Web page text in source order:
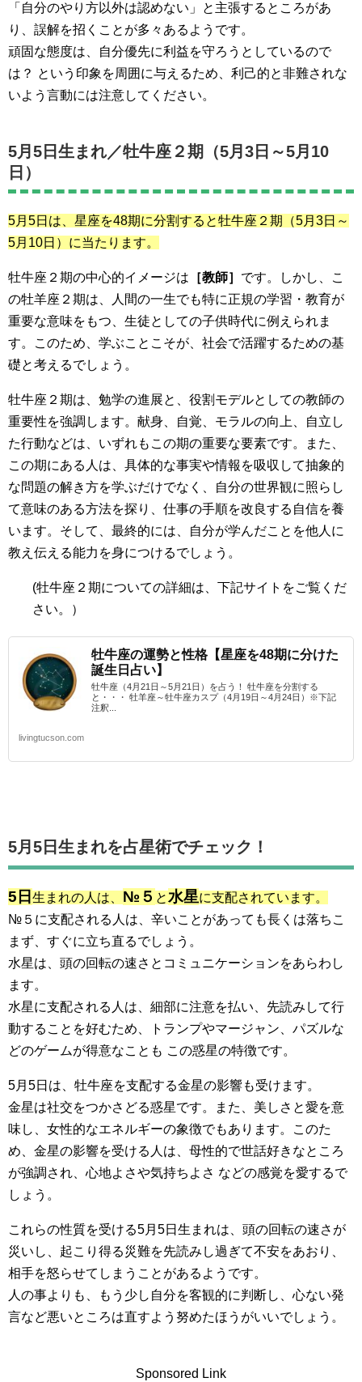
「自分のやり方以外は認めない」と主張するところがあ
り、誤解を招くことが多々あるようです。
頑固な態度は、自分優先に利益を守ろうとしているので
は？ という印象を周囲に与えるため、利己的と非難されな
いよう言動には注意してください。
5月5日生まれ／牡牛座２期（5月3日～5月10
日）
5月5日は、星座を48期に分割すると牡牛座２期
（5月3日～
5月10日）に当たります。
牡牛座２期の中心的イメージは ［教師］ です。しかし、こ
の牡羊座２期は、人間の一生でも特に正規の学習・教育が
重要な意味をもつ、生徒としての子供時代に例えられま
す。このため、学ぶことこそが、社会で活躍するための基
礎と考えるでしょう。
牡牛座２期は、勉学の進展と、役割モデルとしての教師の
重要性を強調します。献身、自覚、モラルの向上、自立し
た行動などは、いずれもこの期の重要な要素です。また、
この期にある人は、具体的な事実や情報を吸収して抽象的
な問題の解き方を学ぶだけでなく、自分の世界観に照らし
て意味のある方法を探り、仕事の手順を改良する自信を養
います。そして、最終的には、自分が学んだことを他人に
教え伝える能力を身につけるでしょう。
(牡牛座２期についての詳細は、下記サイトをご覧くだ
さい。）
牡牛座の運勢と性格【星座を48期に分けた
誕生日占い】
牡牛座（4月21日～5月21日）を占う！ 牡牛座を分割する
と・・・ 牡羊座～牡牛座カスプ（4月19日～4月24日）※下記
注釈...
livingtucson.com
5月5日生まれを占星術でチェック！
5日 生まれの人は、 №５ と水星に支配されています。
№５に支配される人は、辛いことがあっても長くは落ちこ
まず、すぐに立ち直るでしょう。
水星は、頭の回転の速さとコミュニケーションをあらわし
ます。
水星に支配される人は、細部に注意を払い、先読みして行
動することを好むため、トランプやマージャン、パズルな
どのゲームが得意なことも この惑星の特徴です。
5月5日は、牡牛座を支配する金星の影響も受けます。
金星は社交をつかさどる惑星です。また、美しさと愛を意
味し、女性的なエネルギーの象徴でもあります。このた
め、金星の影響を受ける人は、母性的で世話好きなところ
が強調され、心地よさや気持ちよさ などの感覚を愛するで
しょう。
これらの性質を受ける5月5日生まれは、頭の回転の速さが
災いし、起こり得る災難を先読みし過ぎて不安をあおり、
相手を怒らせてしまうことがあるようです。
人の事よりも、もう少し自分を客観的に判断し、心ない発
言など悪いところは直すよう努めたほうがいいでしょう。
Sponsored Link